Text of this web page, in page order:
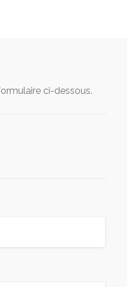
ci-dessous.